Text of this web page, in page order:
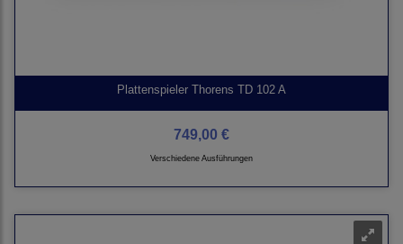
Plattenspieler Thorens TD 102 A
749,00 €
Verschiedene Ausführungen